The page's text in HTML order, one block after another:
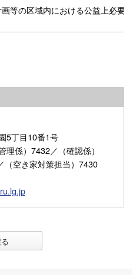
等の区域内における公益上必要
5丁目10番1号
係）7432／（確認係）
（空き家対策担当）7430